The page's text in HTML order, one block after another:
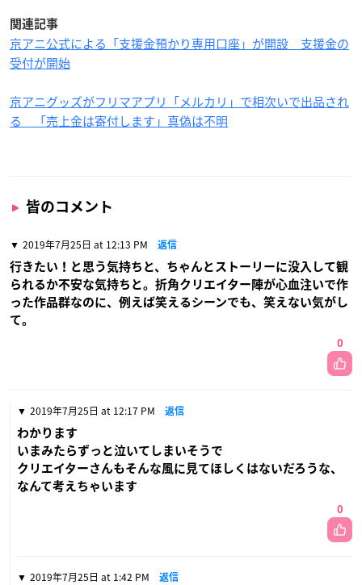
関連記事
京アニ公式による「支援金預かり専用口座」が開設 支援金の
受付が開始
京アニグッズがフリマアプリ「メルカリ」で相次いで出品され
る 「売上金は寄付します」真偽は不明
皆のコメント
2019年7月25日 at 12:13 PM 返信
行きたい！と思う気持ちと、ちゃんとストーリーに没入して観
られるか不安な気持ちと。折角クリエイター陣が心血注いで作
った作品群なのに、例えば笑えるシーンでも、笑えない気がし
て。
0
2019年7月25日 at 12:17 PM 返信
わかります
いまみたらずっと泣いてしまいそうで
クリエイターさんもそんな風に見てほしくはないだろうな、
なんて考えちゃいます
0
2019年7月25日 at 1:42 PM 返信